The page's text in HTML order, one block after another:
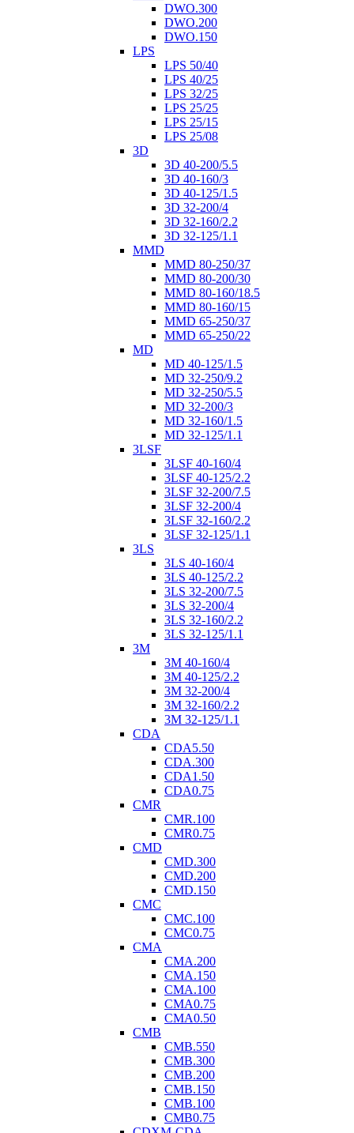
DWO.300
DWO.200
DWO.150
LPS
LPS 50/40
LPS 40/25
LPS 32/25
LPS 25/25
LPS 25/15
LPS 25/08
3D
3D 40-200/5.5
3D 40-160/3
3D 40-125/1.5
3D 32-200/4
3D 32-160/2.2
3D 32-125/1.1
MMD
MMD 80-250/37
MMD 80-200/30
MMD 80-160/18.5
MMD 80-160/15
MMD 65-250/37
MMD 65-250/22
MD
MD 40-125/1.5
MD 32-250/9.2
MD 32-250/5.5
MD 32-200/3
MD 32-160/1.5
MD 32-125/1.1
3LSF
3LSF 40-160/4
3LSF 40-125/2.2
3LSF 32-200/7.5
3LSF 32-200/4
3LSF 32-160/2.2
3LSF 32-125/1.1
3LS
3LS 40-160/4
3LS 40-125/2.2
3LS 32-200/7.5
3LS 32-200/4
3LS 32-160/2.2
3LS 32-125/1.1
3M
3M 40-160/4
3M 40-125/2.2
3M 32-200/4
3M 32-160/2.2
3M 32-125/1.1
CDA
CDA5.50
CDA.300
CDA1.50
CDA0.75
CMR
CMR.100
CMR0.75
CMD
CMD.300
CMD.200
CMD.150
CMC
CMC.100
CMC0.75
CMA
CMA.200
CMA.150
CMA.100
CMA0.75
CMA0.50
CMB
CMB.550
CMB.300
CMB.200
CMB.150
CMB.100
CMB0.75